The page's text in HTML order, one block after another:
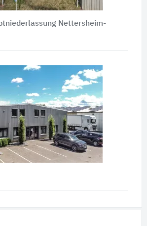
Nettersheim-